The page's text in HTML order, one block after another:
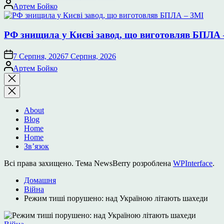
Опубліковано
Артем Бойко
РФ знищила у Києві завод, що виготовляв БПЛА
7 Серпня, 20267 Серпня, 2026
Опубліковано
Артем Бойко
Закрити
пошук
About
Blog
Home
Home
Зв’язок
Всі права захищено. Тема NewsBerry розроблена WPInterface.
Домашня
Війна
Режим тиші порушено: над Україною літають шахеди